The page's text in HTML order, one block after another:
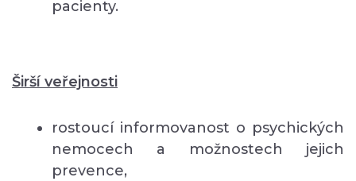
pacienty.
Širší veřejnosti
rostoucí informovanost o psychických
nemocech a možnostech jejich
prevence,